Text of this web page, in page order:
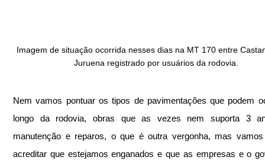
Imagem de situação ocorrida nesses dias na MT 170 entre
Juruena registrado por usuários da rodovia.
Nem vamos pontuar os tipos de pavimentações que podem
longo da rodovia, obras que as vezes nem suporta 3
manutenção e reparos, o que é outra vergonha, mas
acreditar que estejamos enganados e que as empresas e o